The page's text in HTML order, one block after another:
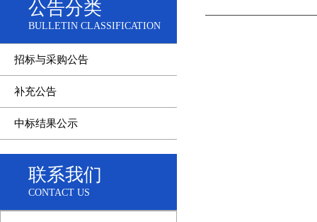
公告分类
BULLETIN CLASSIFICATION
招标与采购公告
补充公告
中标结果公示
联系我们
CONTACT US